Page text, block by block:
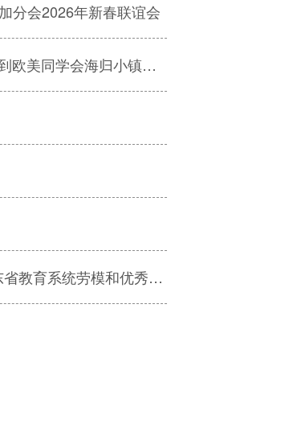
分会2026年新春联谊会
深入考察AI新生态 共话海归创业新路径——校领导受邀带队到欧美同学会海归小镇（济南•人工智能）调研座谈
我校党外代表人士刘培德教授“劳模创新工作室”入选首批山东省教育系统劳模和优秀人才创新工作室